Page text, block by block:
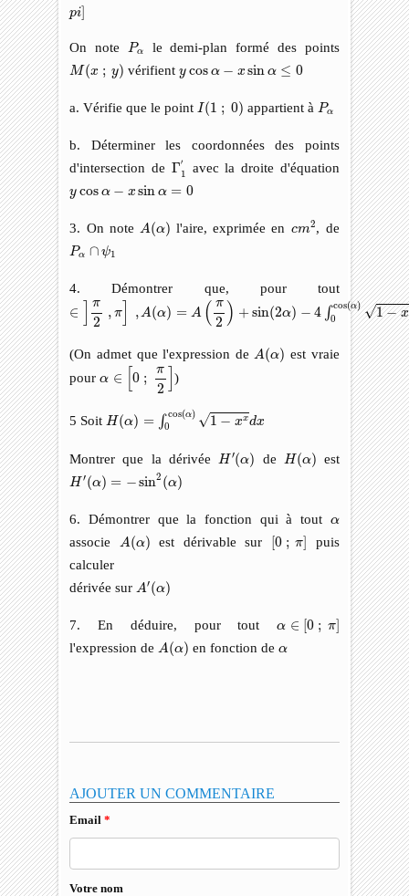
pi]
On note Pα
Pα le demi-plan formé des points
M(x ; y)
M(x vérifienty cos α − x sin α ≤ 0
≤
a. Vérifie que le point I (1 ; 0)
I(1 0) appartient à Pα
Pα
b. Déterminer les coordonnées des points
d'intersection de Γ′
1
Γ1 avec la droite d'équation
y cos α − x sin α = 0
=
3. On note A(α)
A (α ) l'aire, exprimée en cm2
2, de
Pα ∩ ψ1
Pα ∩ψ 1
4. Démontrer que, pour tout
∈
π
2
, π] ,A(α) = A ( π
2 ) +sin(2α) − 4 ∫ cos(α)
0
√1− x
] π2 A sin(2α 0
(On admet que l'expression de A(α)
A ( ) est vraie
pourα ∈ [0 ;
π
2
0 π 2]
)
5 Soit H (α) = ∫ cos(α)
0
√1 − xxdx
cos(α)1 xxdx
Montrer que la dérivée H ′(α)
H′(α de H(α)
H(α est
H ′(α) = −sin2 (α)
H′( α = (α )
6. Démontrer que la fonction qui à tout α
α
associe
A(α)
A (α ) est dérivable sur [0 ; π]
[0 ] puis
calculer
dérivée sur A′(α)
A′( )
7. En déduire, pour toutα ∈ [0 ; π]
∈[ 0 ;
l'expression de A (α)
A ( ) en fonction deα
α
AJOUTER UN COMMENTAIRE
Email*
Votre nom